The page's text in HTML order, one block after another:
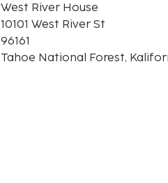
West River House
10101 West River St
96161
Tahoe National Forest,